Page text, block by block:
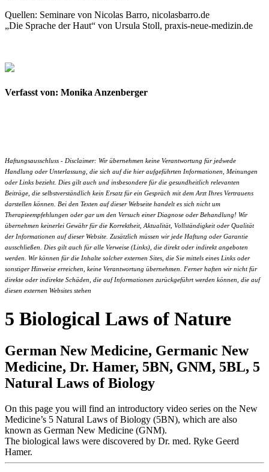
Quellen: Seminare von Nicolas Barro, nicolasbarro.de
„Die Sprache der Haut“ von Ursula Stoll, praxis-neue-medizin.de
Verfasst von: Monika Anzenberger
Haftungsausschluss - Disclaimer: Wir übernehmen keine Verantwortung für jedwede
Handlung oder Unterlassung, die sich auf die hier aufgeführten Informationen, Meinungen
oder Links bezieht. Dies gilt auch und insbesondere für die gesundheitlich relevanten
Beiträge, die selbstverständlich kein Ersatz für ein Gespräch mit dem Arzt Ihres Vertrauens
darstellen können. Bei den Texten auf dieser Webseite handelt es sich nicht um
Therapieempfehlungen oder gar um den Versuch einer Diagnose oder Behandlung! Wir
übernehmen keinerlei Gewähr für die Korrektheit, Aktualität, Vollständigkeit oder Qualität
der Informationen auf dieser Website. Zusätzlich müssen wir jede Haftung oder Garantie
ausschließen. Dies gilt auch für alle Verweise (Links), die direkt oder indirekt angeboten
werden. Wir können für die Inhalte solcher externen Sites, die Sie mittels eines Links oder
sonstiger Hinweise erreichen, keine Verantwortung übernehmen. Ferner haften wir nicht für
direkte oder indirekte Schäden, die auf Informationen zurückgeführt werden können, die auf
diesen externen Websites stehen
5 Biological Laws of Nature
German New Medicine, Germanic New
Medicine, Dr. Hamer, 5BN, GNM, 5BL, 5
Natural Laws of Biology
On this page you will find an introductory video series on the New
Medicine’s 5 Natural Laws of Biology (5BN), which are also
known as German New Medicine (GNM).
The biological laws were discovered by Dr. med. Ryke Geerd
Hamer.